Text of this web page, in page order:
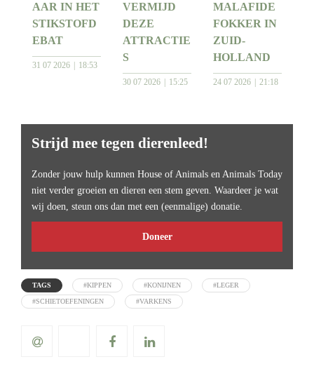
AAR IN HET
STIKSTOFD
EBAT
31 07 2026 18:53
VERMIJD
DEZE
ATTRACTIE
S
30 07 2026 15:25
MALAFIDE
FOKKER IN
ZUID-
HOLLAND
24 07 2026 21:18
Strijd mee tegen dierenleed!
Zonder jouw hulp kunnen House of Animals en Animals Today
niet verder groeien en dieren een stem geven. Waardeer je wat
wij doen, steun ons dan met een (eenmalige) donatie.
Doneer
TAGS #KIPPEN #KONIJNEN #LEGER
#SCHIETOEFENINGEN #VARKENS